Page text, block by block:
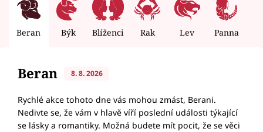
Beran Býk Blíženci Rak Lev Panna
Beran 8. 8. 2026
Rychlé akce tohoto dne vás mohou zmást, Berani.
Nedivte se, že vám v hlavě víří poslední události týkající
se lásky a romantiky. Možná budete mít pocit, že se věci